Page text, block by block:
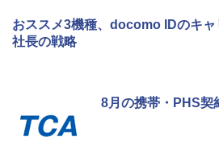
おススメ3機種、docomo IDのキ
社長の戦略
8月の携帯・PHS契